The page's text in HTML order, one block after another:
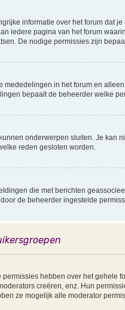
informatie over het forum dat
iedere pagina van het forum
De nodige permissies zijn
mededelingen in het forum en
bepaalt de beheerder welke
onderwerpen sluiten. Je kan
reden gesloten worden.
die met berichten
de beheerder ingestelde
hebben over het gehele
creëren, enz. Hun
ze mogelijk alle moderator